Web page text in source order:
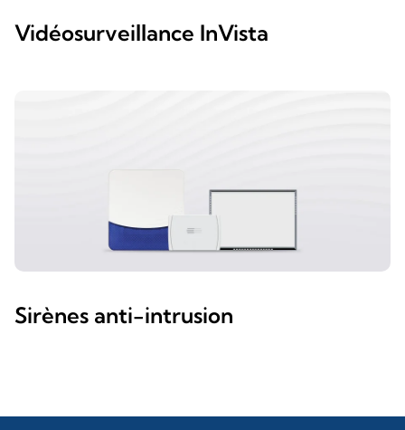
Vidéosurveillance InVista
Sirènes anti-intrusion